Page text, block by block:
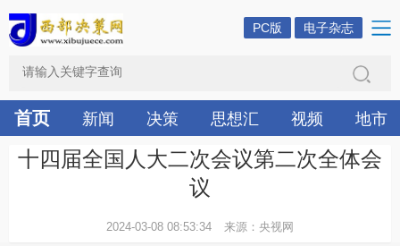
PC版 电子杂志
首页 新闻 决策 思想汇 视频 地市
十四届全国人大二次会议第二次全体会
议
2024-03-08 08:53:34 来源：央视网